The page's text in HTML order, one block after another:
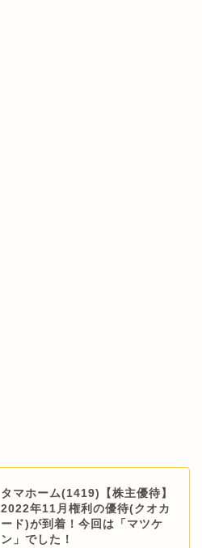
タマホーム(1419)【株主優待】
2022年11月権利の優待(クオカ
ード)が到着！今回は「マツケ
ン」でした！